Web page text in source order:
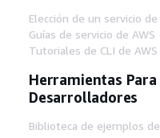
Elección de un servicio
Guías de servicio de AWS
Tutoriales de CLI de
Herramientas Para
Desarrolladores
Biblioteca de ejemplos